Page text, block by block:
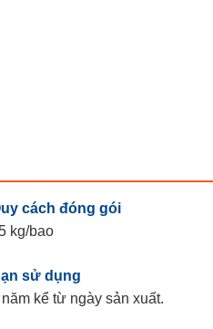
cách đóng gói
kg/bao
sử dụng
năm kể từ ngày sản xuất.